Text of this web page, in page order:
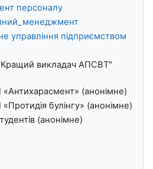
персоналу
управління підприємством
викладач АПСВТ"
(анонімне)
булінгу» (анонімне)
(анонімне)